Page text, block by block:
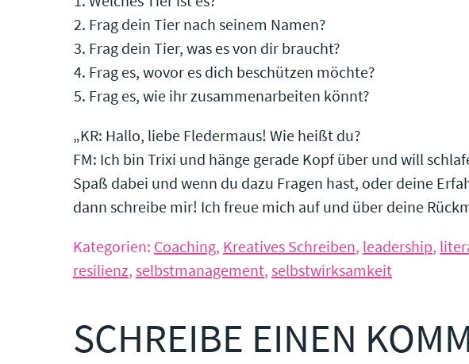
Frag dein Tier nach seinem Namen?
Frag dein Tier, was es von dir braucht?
Frag es, wovor es dich beschützen möchte?
Frag es, wie ihr zusammenarbeiten könnt?
„KR: Hallo, liebe Fledermaus! Wie heißt du?
FM: Ich bin Trixi und hänge gerade Kopf über und will
Spaß dabei und wenn du dazu Fragen hast, oder deine
dann schreibe mir! Ich freue mich auf und über deine
Kategorien: Coaching, Kreatives Schreiben, leadership,
resilienz, selbstmanagement, selbstwirksamkeit
SCHREIBE EINEN